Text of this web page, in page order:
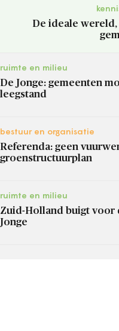
De ideale
ruimte en milieu
De Jonge: gemeenten
leegstand
bestuur en organisatie
Referenda: geen
groenstructuurplan
ruimte en milieu
Zuid-Holland buigt voor
Jonge